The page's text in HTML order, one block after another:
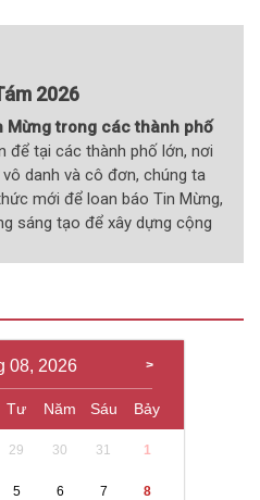
2026
Mừng trong các thành phố
để tại các thành phố lớn, nơi
danh và cô đơn, chúng ta
mới để loan báo Tin Mừng,
sáng tạo để xây dựng cộng
08, 2026
Tư Năm Sáu Bảy
29 30 31 1
5 6 7 8